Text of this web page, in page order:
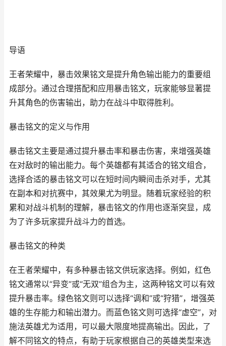
导语
王者荣耀中，暴击效果铭文是提升角色输出能力的重要组
成部分。通过合理搭配和应用暴击铭文，玩家能够显著提
升其角色的伤害输出，助力在战斗中取得胜利。
暴击铭文的定义与作用
暴击铭文主要是通过提升暴击率和暴击伤害，来增强英雄
在对敌时的输出能力。每个英雄都有其适合的铭文组合，
选择合适的暴击铭文可以在短时间内瞬间击杀对手，尤其
在副本和对抗赛中，其效果尤为明显。随着玩家经验的积
累和对战斗机制的理解，暴击铭文的作用也逐渐突显，成
为了许多玩家提升战斗力的首选。
暴击铭文的种类
在王者荣耀中，有多种暴击铭文供玩家选择。例如，红色
铭文通常以“异变”或“无双”组合为主，这两种铭文可以有效
提升暴击率。绿色铭文则可以选择“调和”或“狩猎”，增强英
雄的生存能力和输出潜力。而蓝色铭文则可选择“虚空”，对
施法英雄尤为适用，可以最大限度地提高输出。因此，了
解不同铭文的特点，有助于玩家根据自己的英雄类型来选